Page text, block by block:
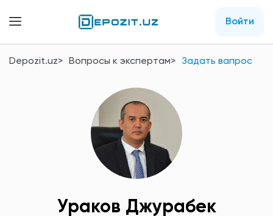
Войти
Depozit.uz Вопросы к экспертам Задать вапрос
Ураков Джурабек